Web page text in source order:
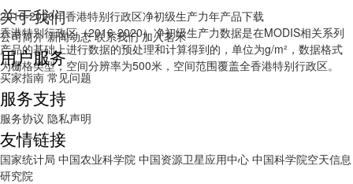
2016-2020年香港特别行政区净初级生产力年产品下载
香港特别行政区（2016-2020）净初级生产力数据是在MODIS相关系列
产品的基础上进行数据的预处理和计算得到的，单位为g/m²，数据格式
为栅格类型，空间分辨率为500米，空间范围覆盖全香港特别行政区。
关于我们
公司简介 新闻动态 联系我们 加入茗禾
用户服务
买家指南 常见问题
服务支持
服务协议 隐私声明
友情链接
国家统计局 中国农业科学院 中国资源卫星应用中心 中国科学院空天信息
研究院